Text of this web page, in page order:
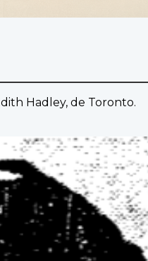
Hadley, de Toronto.